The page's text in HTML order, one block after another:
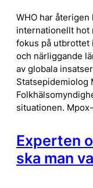
WHO har
internationellt hot
fokus på utbrottet
och närliggande
av globala
Statsepidemiolog
situationen.
Experten
ska man